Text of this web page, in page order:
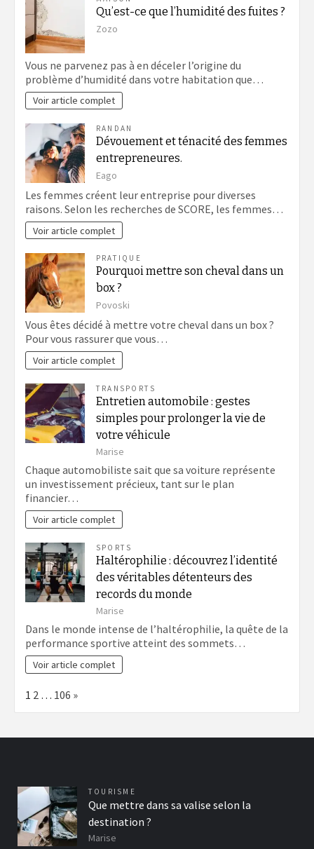
Qu’est-ce que l’humidité des fuites ?
Zozo
Vous ne parvenez pas à en déceler l’origine du
problème d’humidité dans votre habitation que…
Voir article complet
RANDAN
Dévouement et ténacité des femmes
entrepreneures.
Eago
Les femmes créent leur entreprise pour diverses
raisons. Selon les recherches de SCORE, les femmes…
Voir article complet
PRATIQUE
Pourquoi mettre son cheval dans un
box ?
Povoski
Vous êtes décidé à mettre votre cheval dans un box ?
Pour vous rassurer que vous…
Voir article complet
TRANSPORTS
Entretien automobile : gestes
simples pour prolonger la vie de
votre véhicule
Marise
Chaque automobiliste sait que sa voiture représente
un investissement précieux, tant sur le plan
financier…
Voir article complet
SPORTS
Haltérophilie : découvrez l’identité
des véritables détenteurs des
records du monde
Marise
Dans le monde intense de l’haltérophilie, la quête de la
performance sportive atteint des sommets…
Voir article complet
Page:
1 2 … 106 Next
»
TOURISME
Que mettre dans sa valise selon la
destination ?
Marise